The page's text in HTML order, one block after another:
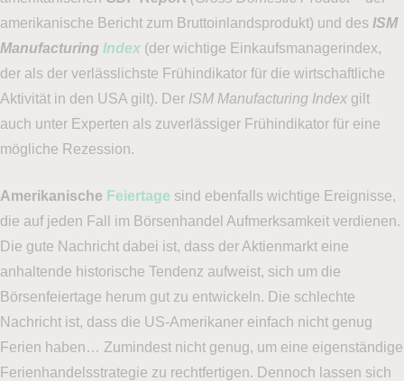
amerikanische Bericht zum Bruttoinlandsprodukt) und des ISM
Manufacturing Index (der wichtige Einkaufsmanagerindex,
der als der verlässlichste Frühindikator für die wirtschaftliche
Aktivität in den USA gilt). Der ISM Manufacturing Index gilt
auch unter Experten als zuverlässiger Frühindikator für eine
mögliche Rezession.
Amerikanische Feiertage sind ebenfalls wichtige Ereignisse,
die auf jeden Fall im Börsenhandel Aufmerksamkeit verdienen.
Die gute Nachricht dabei ist, dass der Aktienmarkt eine
anhaltende historische Tendenz aufweist, sich um die
Börsenfeiertage herum gut zu entwickeln. Die schlechte
Nachricht ist, dass die US-Amerikaner einfach nicht genug
Ferien haben… Zumindest nicht genug, um eine eigenständige
Ferienhandelsstrategie zu rechtfertigen. Dennoch lassen sich